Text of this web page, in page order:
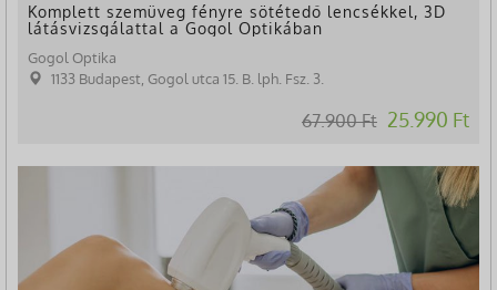
Komplett szemüveg fényre sötétedő lencsékkel, 3D
látásvizsgálattal a Gogol Optikában
Gogol Optika
1133 Budapest, Gogol utca 15. B. lph. Fsz. 3.
67.900 Ft 25.990 Ft